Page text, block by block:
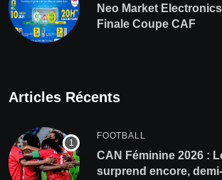
Neo Market
Finale Coupe CAF
Articles Récents
FOOTBALL
CAN Féminine 2026 :
surprend encore,